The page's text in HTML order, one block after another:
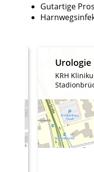
Gutartige
Urologie
KRH